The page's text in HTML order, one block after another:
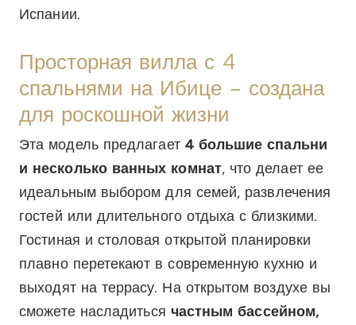
Испании.
Просторная вилла с 4
спальнями на Ибице – создана
для роскошной жизни
Эта модель предлагает 4 большие спальни
и несколько ванных комнат, что делает ее
идеальным выбором для семей, развлечения
гостей или длительного отдыха с близкими.
Гостиная и столовая открытой планировки
плавно перетекают в современную кухню и
выходят на террасу. На открытом воздухе вы
сможете насладиться частным бассейном,